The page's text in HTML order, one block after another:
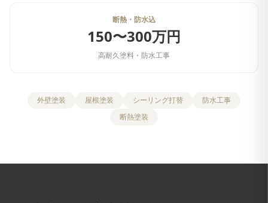
断熱・防水込
150〜300万円
高耐久塗料・防水工事
外壁塗装 屋根塗装 シーリング打替
防水工事
断熱塗装